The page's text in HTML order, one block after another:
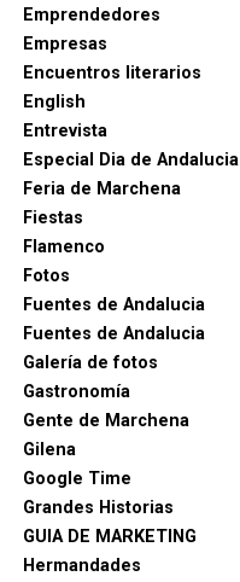
Emprendedores
Empresas
Encuentros literarios
English
Entrevista
Especial Dia de Andalucia
Feria de Marchena
Fiestas
Flamenco
Fotos
Fuentes de Andalucia
Fuentes de Andalucia
Galería de fotos
Gastronomía
Gente de Marchena
Gilena
Google Time
Grandes Historias
GUIA DE MARKETING
Hermandades